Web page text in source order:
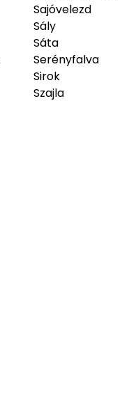
Sajóvelezd
Sály
Sáta
Serényfalva
Sirok
Szajla